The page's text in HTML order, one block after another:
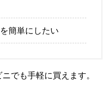
簡単にしたい
でも手軽に買えます。